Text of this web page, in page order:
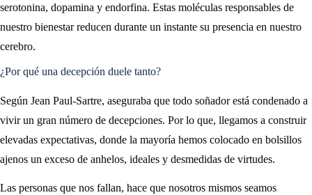
serotonina, dopamina y endorfina. Estas moléculas responsables de
nuestro bienestar reducen durante un instante su presencia en nuestro
cerebro.
¿Por qué una decepción duele tanto?
Según Jean Paul-Sartre, aseguraba que todo soñador está condenado a
vivir un gran número de decepciones. Por lo que, llegamos a construir
elevadas expectativas, donde la mayoría hemos colocado en bolsillos
ajenos un exceso de anhelos, ideales y desmedidas de virtudes.
Las personas que nos fallan, hace que nosotros mismos seamos